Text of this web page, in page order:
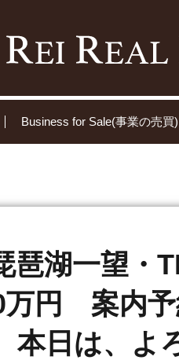
Business for Sale(事業の売買)
琶湖一望・
万円 案内
日は、よ